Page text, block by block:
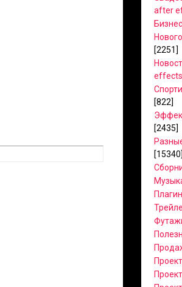
after
[2251]
effects
[822]
[2435]
[15340]